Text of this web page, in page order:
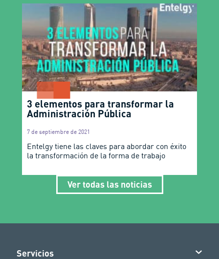
3 elementos para transformar la
Administración Pública
7 de septiembre de 2021
Entelgy tiene las claves para abordar con éxito
la transformación de la forma de trabajo
Ver todas las noticias
Servicios